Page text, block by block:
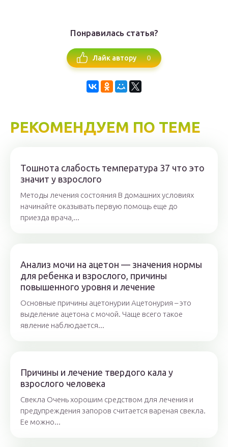
Понравилась статья?
Лайк автору 0
РЕКОМЕНДУЕМ ПО ТЕМЕ
Тошнота слабость температура 37 что это
значит у взрослого
Методы лечения состояния В домашних условиях
начинайте оказывать первую помощь еще до
приезда врача,...
Анализ мочи на ацетон — значения нормы
для ребенка и взрослого, причины
повышенного уровня и лечение
Основные причины ацетонурии Ацетонурия – это
выделение ацетона с мочой. Чаще всего такое
явление наблюдается...
Причины и лечение твердого кала у
взрослого человека
Свекла Очень хорошим средством для лечения и
предупреждения запоров считается вареная свекла.
Ее можно...